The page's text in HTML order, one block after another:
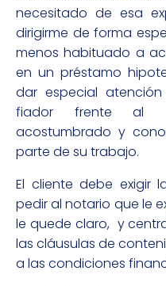
necesitado de esa
dirigirme de forma
menos habituado a
en un préstamo
dar especial
fiador frente al
acostumbrado y
parte de su trabajo.
El cliente debe exigir
pedir al notario que le
le quede claro, y
las cláusulas de
a las condiciones